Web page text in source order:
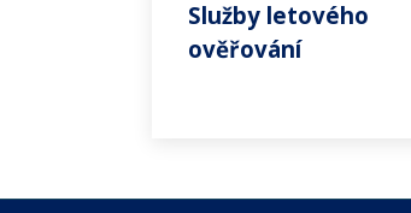
Služby letového
ověřování